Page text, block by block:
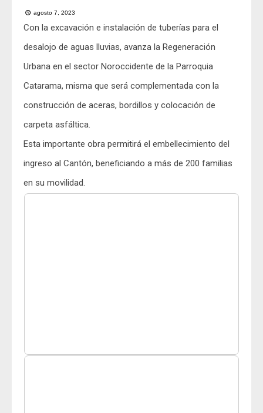
agosto 7, 2023
Con la excavación e instalación de tuberías para el
desalojo de aguas lluvias, avanza la Regeneración
Urbana en el sector Noroccidente de la Parroquia
Catarama, misma que será complementada con la
construcción de aceras, bordillos y colocación de
carpeta asfáltica.
Esta importante obra permitirá el embellecimiento del
ingreso al Cantón, beneficiando a más de 200 familias
en su movilidad.